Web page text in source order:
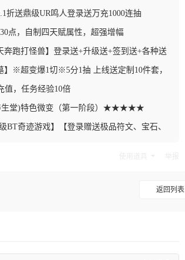
折送鼎级UR鸣人登录送万充1000连抽
点，自制四天赋属性，超强增幅
奔跑打怪兽】登录送+升级送+签到送+各种送
】※超变爆1切※5分1抽 上线送定制10件套，
值，任务经验10倍
堂)特色微变（第一阶段）★★★★★
BT奇迹游戏】【登录赠送极品符文、宝石、
返回列表